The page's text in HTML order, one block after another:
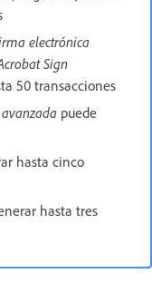
electrónica
Sign
50 transacciones
puede
hasta cinco
hasta tres